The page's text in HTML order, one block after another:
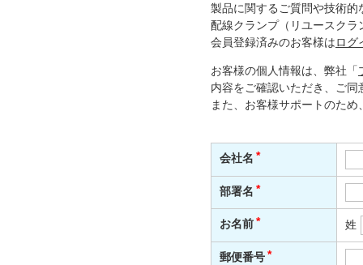
製品に関するご質問や技術
配線クランプ（リユースク
会員登録済みのお客様はログ
お客様の個人情報は、弊社「
内容をご確認いただき、ご
また、お客様サポートのた